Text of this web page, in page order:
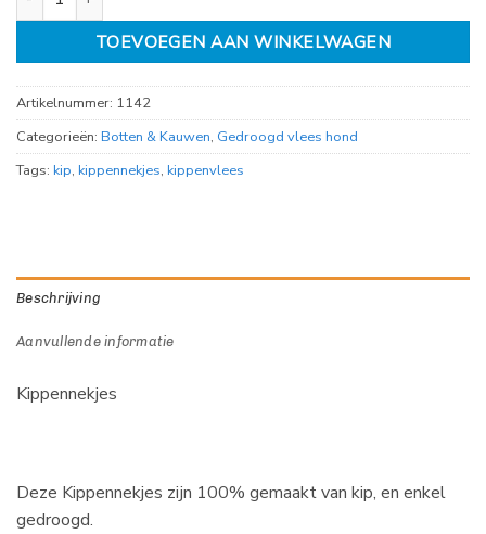
TOEVOEGEN AAN WINKELWAGEN
Artikelnummer: 1142
Categorieën: Botten & Kauwen, Gedroogd vlees hond
Tags: kip, kippennekjes, kippenvlees
Beschrijving
Aanvullende informatie
Kippennekjes
Deze Kippennekjes zijn 100% gemaakt van kip, en enkel
gedroogd.